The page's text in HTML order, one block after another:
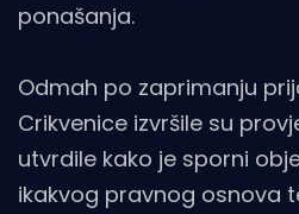
ponašanja.
Odmah po zaprimanju
Crikvenice izvršile su
utvrdile kako je sporni
ikakvog pravnog osnova